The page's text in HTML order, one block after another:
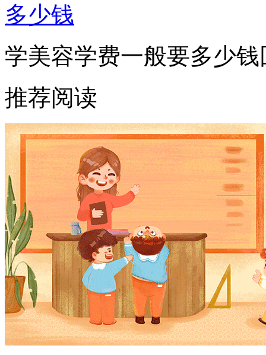
学美容学费一般要多少
推荐阅读